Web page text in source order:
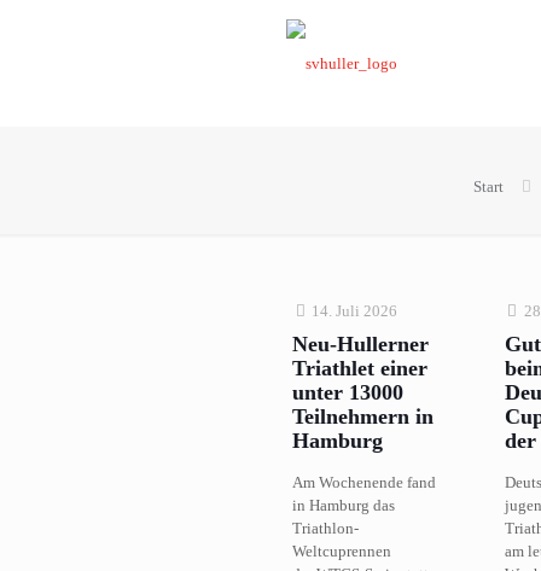
Start
14. Juli 2026
Neu-Hullerner
Triathlet einer
unter 13000
Teilnehmern in
Hamburg
Am Wochenende fand
in Hamburg das
Triathlon-
Weltcuprennen
der
am